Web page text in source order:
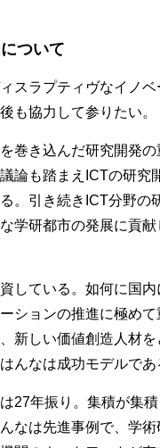
ついて
スラプティヴなイノ
も協力して参りたい。
巻き込んだ研究開発
論も踏まえICTの研究
。引き続きICT分野の
学研都市の発展に貢献
している。如何に国
ションの推進に極めて
新しい価値創造人材を
んなは成功モデルであ
27年振り。集積が集
なは先進事例で、学術